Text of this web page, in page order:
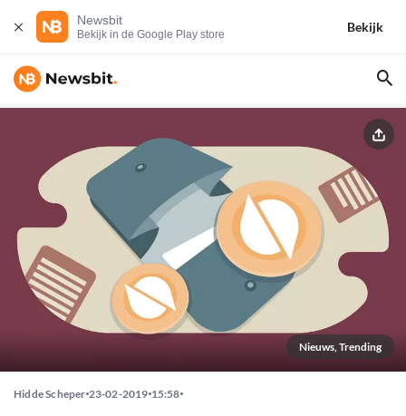
Newsbit
Bekijk in de Google Play store
Bekijk
Nieuws, Trending
Hidde Scheper 23-02-2019 15:58